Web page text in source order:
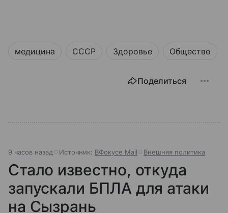
медицина СССР Здоровье Общество
Поделиться
9 часов назад Источник: ВФокусе Mail Внешняя политика
Стало известно, откуда
запускали БПЛА для атаки
на Сызрань